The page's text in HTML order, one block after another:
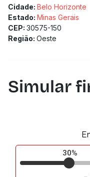
Cidade: Belo Horizonte
Estado: Minas Gerais
CEP: 30575-150
Região: Oeste
Simular